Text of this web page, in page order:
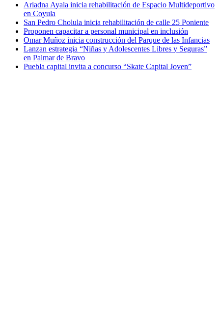
Ariadna Ayala inicia rehabilitación de Espacio Multideportivo
en Coyula
San Pedro Cholula inicia rehabilitación de calle 25 Poniente
Proponen capacitar a personal municipal en inclusión
Omar Muñoz inicia construcción del Parque de las Infancias
Lanzan estrategia “Niñas y Adolescentes Libres y Seguras”
en Palmar de Bravo
Puebla capital invita a concurso “Skate Capital Joven”